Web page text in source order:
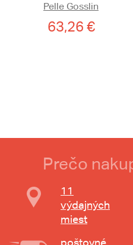
Pelle Gosslin
63,26 €
Prečo
11
výdajných
miest
poštovné